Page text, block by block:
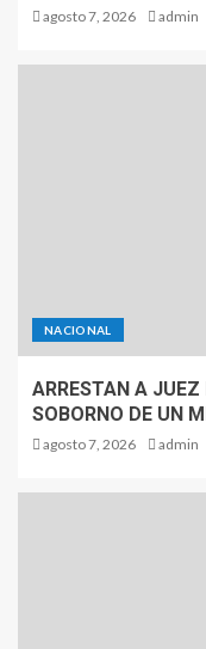
agosto 7, 2026 admin
NACIONAL
ARRESTAN A JUEZ
SOBORNO DE UN
agosto 7, 2026 admin